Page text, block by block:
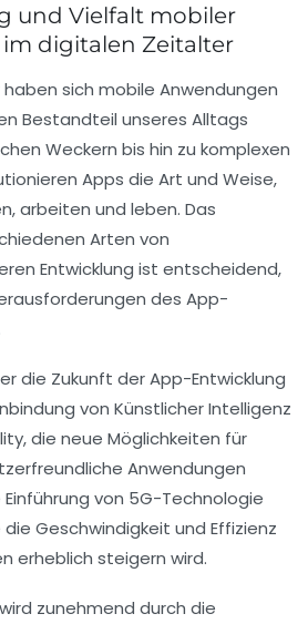
und Vielfalt mobiler
digitalen Zeitalter
sich mobile Anwendungen
Bestandteil unseres Alltags
Weckern bis hin zu komplexen
Apps die Art und Weise,
arbeiten und leben. Das
Arten von
Entwicklung ist entscheidend,
des App-
die Zukunft der App-Entwicklung
von Künstlicher Intelligenz
, die neue Möglichkeiten für
Anwendungen
von 5G-Technologie
Geschwindigkeit und Effizienz
erheblich steigern wird.
zunehmend durch die